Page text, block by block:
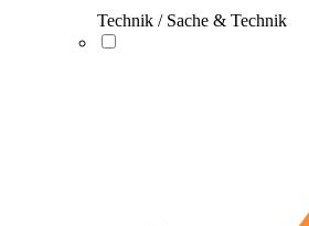
Technik / Sache & Technik